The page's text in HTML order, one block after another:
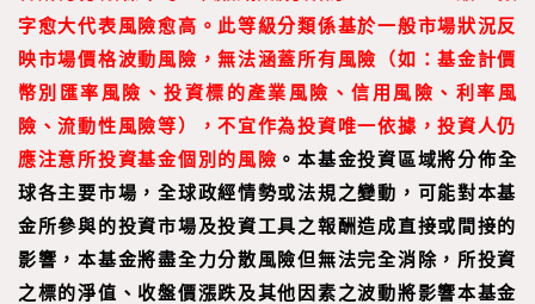
字愈大代表風險愈高。此等級分類係基於一般市場狀況反
映市場價格波動風險，無法涵蓋所有風險（如：基金計價
幣別匯率風險、投資標的產業風險、信用風險、利率風
險、流動性風險等），不宜作為投資唯一依據，投資人仍
應注意所投資基金個別的風險 。本基金投資區域將分佈全
球各主要市場，全球政經情勢或法規之變動，可能對本基
金所參與的投資市場及投資工具之報酬造成直接或間接的
影響，本基金將盡全力分散風險但無法完全消除，所投資
之標的淨值、收盤價漲跌及其他因素之波動將影響本基金